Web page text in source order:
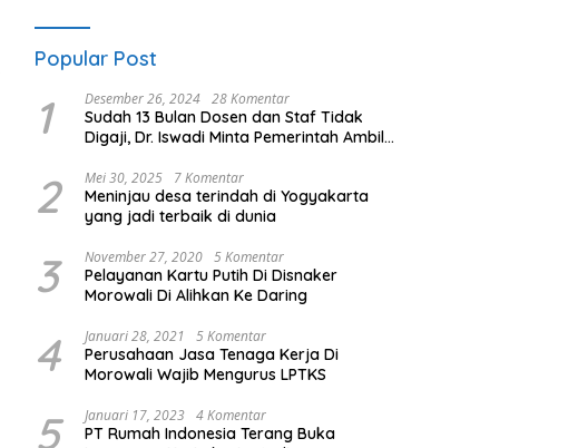
Popular Post
1 Desember 26, 2024 28 Komentar
Sudah 13 Bulan Dosen dan Staf Tidak
Digaji, Dr. Iswadi Minta Pemerintah Ambil
2 Mei 30, 2025 7 Komentar
Meninjau desa terindah di Yogyakarta
yang jadi terbaik di dunia
3 November 27, 2020 5 Komentar
Pelayanan Kartu Putih Di Disnaker
Morowali Di Alihkan Ke Daring
4 Januari 28, 2021 5 Komentar
Perusahaan Jasa Tenaga Kerja Di
Morowali Wajib Mengurus LPTKS
5 Januari 17, 2023 4 Komentar
PT Rumah Indonesia Terang Buka